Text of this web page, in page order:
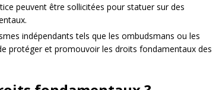
peuvent être sollicitées pour statuer sur des
indépendants tels que les ombudsmans ou les
protéger et promouvoir les droits fondamentaux des